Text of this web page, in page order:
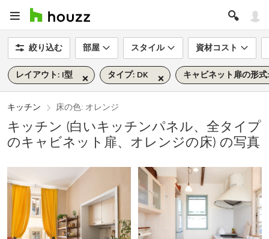
絞り込む 部屋 スタイル 資材コスト
レイアウト: I型 タイプ: DK キャビネット扉の形
キッチン 床の色: オレンジ
キッチン (白いキッチンパネル、全タイプ
のキャビネット扉、オレンジの床) の写真